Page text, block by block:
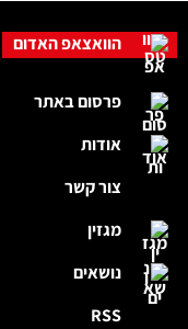
הוואצאפ האדום
פרסום באתר
אודות
צור קשר
מגזין
נושאים
RSS